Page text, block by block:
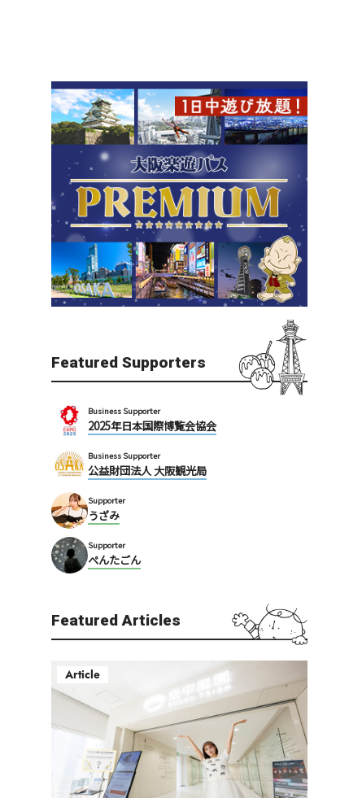
夜景
すべての目的地を見る
Featured Supporters
Business Supporter
2025年日本国際博覧会協会
Business Supporter
公益財団法人 大阪観光局
Supporter
うざみ
Supporter
ぺんたごん
Featured Articles
Article